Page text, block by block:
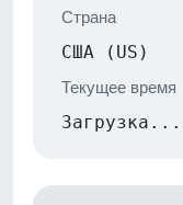
Страна
США (US)
Текущее время
Загрузка...